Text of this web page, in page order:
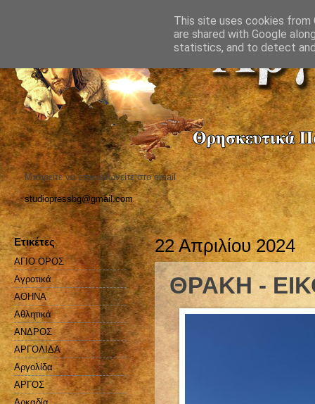
Μπορείτε να επικοινωνείτε στο email
studiopressbg@gmail.com
22 Απριλίου 2024
ΘΡΑΚΗ -
Ετικέτες
ΑΓΙΟ ΟΡΟΣ
Αγροτικά
ΑΘΗΝΑ
Αθλητικά
ΑΝΔΡΟΣ
ΑΡΓΟΛΙΔΑ
Αργολίδα
ΑΡΓΟΣ
This site uses cookies from
are shared with Google
statistics, and to detect